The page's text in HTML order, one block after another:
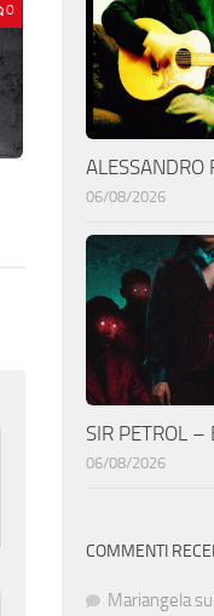
0
06/08/2026
SIR PETROL
06/08/2026
COMMENTI
Mariangela su